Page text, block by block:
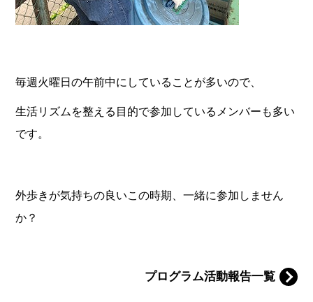
毎週火曜日の午前中にしていることが多いので、
生活リズムを整える目的で参加しているメンバーも多い
です。
外歩きが気持ちの良いこの時期、一緒に参加しません
か？
プログラム活動報告一覧